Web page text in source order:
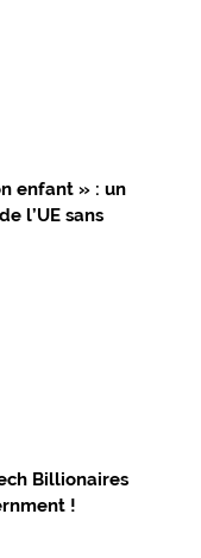
enfant » : un
l’UE sans
Billionaires
!